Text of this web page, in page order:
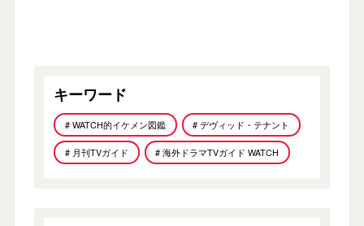
キーワード
# WATCH的イケメン図鑑 # デヴィッド・テナント
# 月刊TVガイド # 海外ドラマTVガイド WATCH